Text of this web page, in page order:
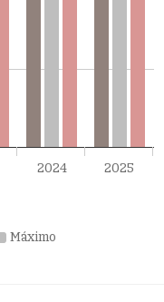
2024 2025
Máximo